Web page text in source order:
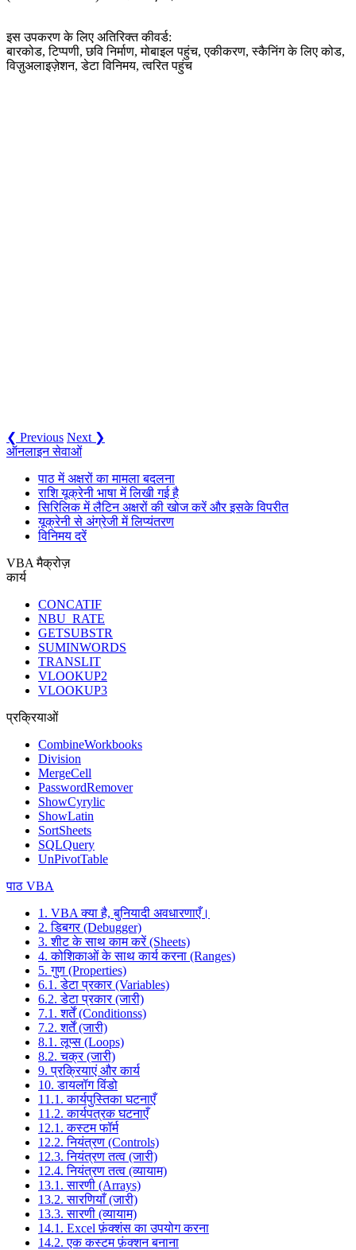
इस उपकरण के लिए अतिरिक्त कीवर्ड:
बारकोड, टिप्पणी, छवि निर्माण, मोबाइल पहुंच, एकीकरण, स्कैनिंग के लिए कोड,
विज़ुअलाइज़ेशन, डेटा विनिमय, त्वरित पहुंच
❮ Previous Next ❯
ऑनलाइन सेवाओं
पाठ में अक्षरों का मामला बदलना
राशि यूक्रेनी भाषा में लिखी गई है
सिरिलिक में लैटिन अक्षरों की खोज करें और इसके विपरीत
यूक्रेनी से अंग्रेजी में लिप्यंतरण
विनिमय दरें
VBA मैक्रोज़
कार्य
CONCATIF
NBU_RATE
GETSUBSTR
SUMINWORDS
TRANSLIT
VLOOKUP2
VLOOKUP3
प्रक्रियाओं
CombineWorkbooks
Division
MergeCell
PasswordRemover
ShowCyrylic
ShowLatin
SortSheets
SQLQuery
UnPivotTable
पाठ VBA
1. VBA क्या है, बुनियादी अवधारणाएँ।
2. डिबगर (Debugger)
3. शीट के साथ काम करें (Sheets)
4. कोशिकाओं के साथ कार्य करना (Ranges)
5. गुण (Properties)
6.1. डेटा प्रकार (Variables)
6.2. डेटा प्रकार (जारी)
7.1. शर्तें (Conditionss)
7.2. शर्तें (जारी)
8.1. लूप्स (Loops)
8.2. चक्र (जारी)
9. प्रक्रियाएं और कार्य
10. डायलॉग विंडो
11.1. कार्यपुस्तिका घटनाएँ
11.2. कार्यपत्रक घटनाएँ
12.1. कस्टम फॉर्म
12.2. नियंत्रण (Controls)
12.3. नियंत्रण तत्व (जारी)
12.4. नियंत्रण तत्व (व्यायाम)
13.1. सारणी (Arrays)
13.2. सारणियाँ (जारी)
13.3. सारणी (व्यायाम)
14.1. Excel फ़ंक्शंस का उपयोग करना
14.2. एक कस्टम फ़ंक्शन बनाना